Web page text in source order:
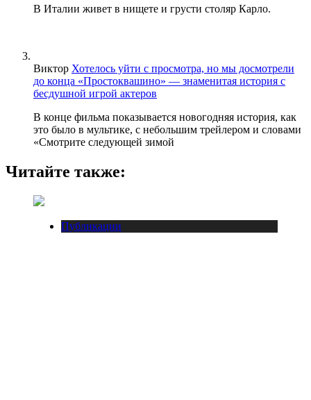
В Италии живет в нищете и грусти столяр Карло.
Виктор Хотелось уйти с просмотра, но мы досмотрели
до конца «Простоквашино» — знаменитая история с
бесдушной игрой актеров
В конце фильма показывается новогодняя история, как
это было в мультике, с небольшим трейлером и словами
«Смотрите следующей зимой
Читайте также:
Публикации